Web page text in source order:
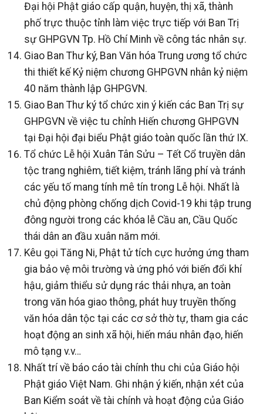
Đại hội Phật giáo cấp quận, huyện, thị xã, thành
phố trực thuộc tỉnh làm việc trực tiếp với Ban Trị
sự GHPGVN Tp. Hồ Chí Minh về công tác nhân sự.
Giao Ban Thư ký, Ban Văn hóa Trung ương tổ chức
thi thiết kế Kỷ niệm chương GHPGVN nhân kỷ niệm
40 năm thành lập GHPGVN.
Giao Ban Thư ký tổ chức xin ý kiến các Ban Trị sự
GHPGVN về việc tu chỉnh Hiến chương GHPGVN
tại Đại hội đại biểu Phật giáo toàn quốc lần thứ IX.
Tổ chức Lễ hội Xuân Tân Sửu – Tết Cổ truyền dân
tộc trang nghiêm, tiết kiệm, tránh lãng phí và tránh
các yếu tố mang tính mê tín trong Lễ hội. Nhất là
chủ động phòng chống dịch Covid-19 khi tập trung
đông người trong các khóa lễ Cầu an, Cầu Quốc
thái dân an đầu xuân năm mới.
Kêu gọi Tăng Ni, Phật tử tích cực hưởng ứng tham
gia bảo vệ môi trường và ứng phó với biến đổi khí
hậu, giảm thiểu sử dụng rác thải nhựa, an toàn
trong văn hóa giao thông, phát huy truyền thống
văn hóa dân tộc tại các cơ sở thờ tự, tham gia các
hoạt động an sinh xã hội, hiến máu nhân đạo, hiến
mô tạng v.v…
Nhất trí về báo cáo tài chính thu chi của Giáo hội
Phật giáo Việt Nam. Ghi nhận ý kiến, nhận xét của
Ban Kiểm soát về tài chính và hoạt động của Giáo